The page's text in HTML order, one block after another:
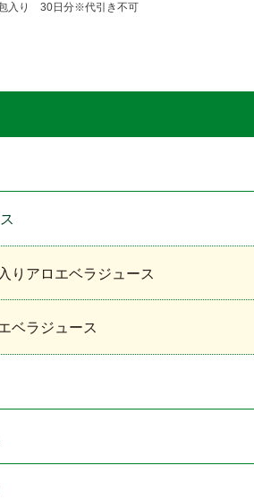
入り 30日分※代引き不可
りアロエベラジュース
ベラジュース